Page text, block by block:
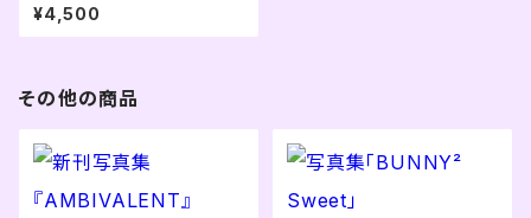
¥4,500
その他の商品